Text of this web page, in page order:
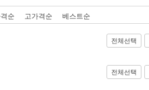
순 고가격순 베스트순
전체선택
전체선택